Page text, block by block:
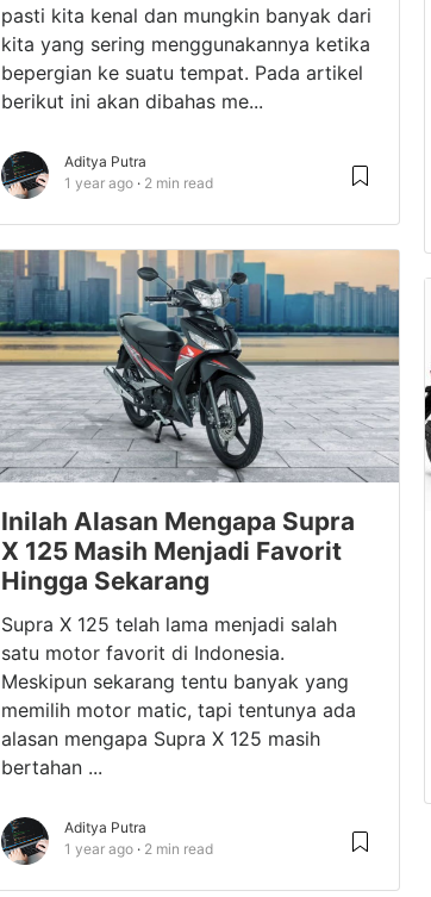
pasti kita kenal dan mungkin banyak dari
kita yang sering menggunakannya ketika
bepergian ke suatu tempat. Pada artikel
berikut ini akan dibahas me...
Aditya Putra
1 year ago
2 min read
Inilah Alasan Mengapa Supra
X 125 Masih Menjadi Favorit
Hingga Sekarang
Supra X 125 telah lama menjadi salah
satu motor favorit di Indonesia.
Meskipun sekarang tentu banyak yang
memilih motor matic, tapi tentunya ada
alasan mengapa Supra X 125 masih
bertahan ...
Aditya Putra
1 year ago
2 min read